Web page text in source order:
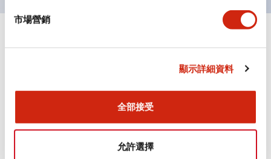
市場營銷
顯示詳細資料
全部接受
允許選擇
+
電氣規範（額定照明部分）
環境規範